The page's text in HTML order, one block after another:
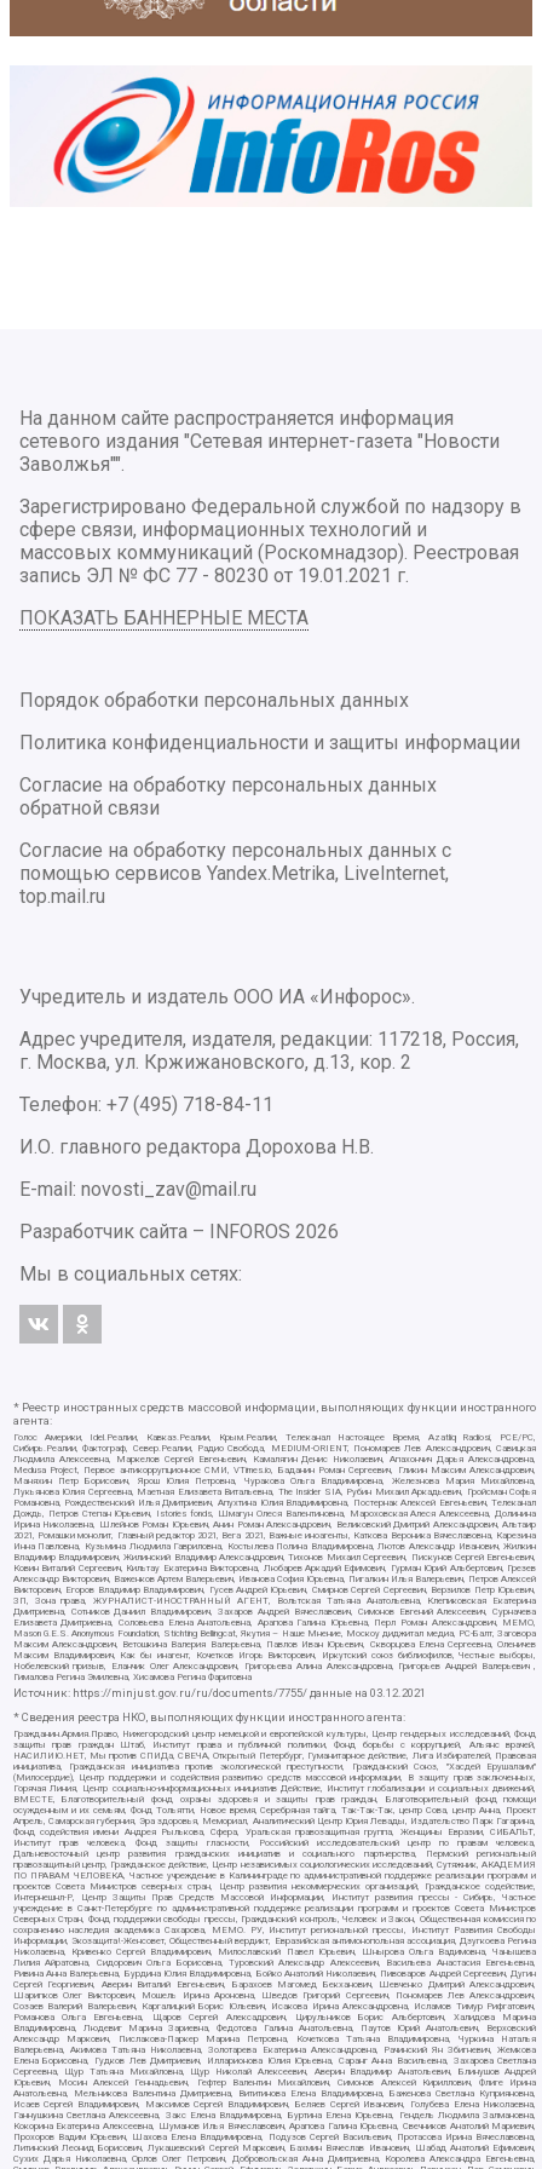
На данном сайте распространяется информация
сетевого издания "Сетевая интернет-газета "Новости
Заволжья"".
Зарегистрировано Федеральной службой по надзору в
сфере связи, информационных технологий и
массовых коммуникаций (Роскомнадзор). Реестровая
запись ЭЛ № ФС 77 - 80230 от 19.01.2021 г.
ПОКАЗАТЬ БАННЕРНЫЕ МЕСТА
Порядок обработки персональных данных
Политика конфиденциальности и защиты информации
Согласие на обработку персональных данных
обратной связи
Согласие на обработку персональных данных с
помощью сервисов Yandex.Metrika, LiveInternet,
top.mail.ru
Учредитель и издатель ООО ИА «Инфорос».
Адрес учредителя, издателя, редакции: 117218, Россия,
г. Москва, ул. Кржижановского, д.13, кор. 2
Телефон: +7 (495) 718-84-11
И.О. главного редактора Дорохова Н.В.
E-mail: novosti_zav@mail.ru
Разработчик сайта –
INFOROS 2026
Мы в социальных сетях:
* Реестр иностранных средств массовой информации, выполняющих функции иностранного
агента:
Голос Америки, Idel.Реалии, Кавказ.Реалии, Крым.Реалии, Телеканал Настоящее Время, Azatliq Radiosi, PCE/PC,
Сибирь.Реалии, Фактограф, Север.Реалии, Радио Свобода, MEDIUM-ORIENT, Пономарев Лев Александрович, Савицкая
Людмила Алексеевна, Маркелов Сергей Евгеньевич, Камалягин Денис Николаевич, Апахончич Дарья Александровна,
Medusa Project, Первое антикоррупционное СМИ, VTimes.io, Баданин Роман Сергеевич, Гликин Максим Александрович,
Маняхин Петр Борисович, Ярош Юлия Петровна, Чуракова Ольга Владимировна, Железнова Мария Михайловна,
Лукьянова Юлия Сергеевна, Маетная Елизавета Витальевна, The Insider SIA, Рубин Михаил Аркадьевич, Гройсман Софья
Романовна, Рождественский Илья Дмитриевич, Апухтина Юлия Владимировна, Постернак Алексей Евгеньевич, Телеканал
Дождь, Петров Степан Юрьевич, Istories fonds, Шмагун Олеся Валентиновна, Мароховская Алеся Алексеевна, Долинина
Ирина Николаевна, Шлейнов Роман Юрьевич, Анин Роман Александрович, Великовский Дмитрий Александрович, Альтаир
2021, Ромашки монолит, Главный редактор 2021, Вега 2021, Важные иноагенты, Каткова Вероника Вячеславовна, Карезина
Инна Павловна, Кузьмина Людмила Гавриловна, Костылева Полина Владимировна, Лютов Александр Иванович, Жилкин
Владимир Владимирович, Жилинский Владимир Александрович, Тихонов Михаил Сергеевич, Пискунов Сергей Евгеньевич,
Ковин Виталий Сергеевич, Кильтау Екатерина Викторовна, Любарев Аркадий Ефимович, Гурман Юрий Альбертович, Грезев
Александр Викторович, Важенков Артем Валерьевич, Иванова София Юрьевна, Пигалкин Илья Валерьевич, Петров Алексей
Викторович, Егоров Владимир Владимирович, Гусев Андрей Юрьевич, Смирнов Сергей Сергеевич, Верзилов Петр Юрьевич,
ЗП, Зона права, ЖУРНАЛИСТ-ИНОСТРАННЫЙ АГЕНТ, Вольтская Татьяна Анатольевна, Клепиковская Екатерина
Дмитриевна, Сотников Даниил Владимирович, Захаров Андрей Вячеславович, Симонов Евгений Алексеевич, Сурначева
Елизавета Дмитриевна, Соловьева Елена Анатольевна, Арапова Галина Юрьевна, Перл Роман Александрович, МЕМО,
Mason G.E.S. Anonymous Foundation, Stichting Bellingcat, Якутия – Наше Мнение, Москоу диджитал медиа, РС-Балт, Заговора
Максим Александрович, Ветошкина Валерия Валерьевна, Павлов Иван Юрьевич, Скворцова Елена Сергеевна, Оленичев
Максим Владимирович, Как бы инагент, Кочетков Игорь Викторович, Иркутский союз библиофилов, Честные выборы,
Нобелевский призыв, Еланчик Олег Александрович, Григорьева Алина Александровна, Григорьев Андрей Валерьевич ,
Гималова Регина Эмилевна, Хисамова Регина Фаритовна
Источник: https://minjust.gov.ru/ru/documents/7755/данные на 03.12.2021
* Сведения реестра НКО, выполняющих функции иностранного агента:
Гражданин.Армия.Право, Нижегородский центр немецкой и европейской культуры, Центр гендерных исследований, Фонд
защиты прав граждан Штаб, Институт права и публичной политики, Фонд борьбы с коррупцией, Альянс врачей,
НАСИЛИЮ.НЕТ, Мы против СПИДа, СВЕЧА, Открытый Петербург, Гуманитарное действие, Лига Избирателей, Правовая
инициатива, Гражданская инициатива против экологической преступности, Гражданский Союз, "Хасдей Ерушалаим"
(Милосердие), Центр поддержки и содействия развитию средств массовой информации, В защиту прав заключенных,
Горячая Линия, Центр социально-информационных инициатив Действие, Институт глобализации и социальных движений,
ВМЕСТЕ, Благотворительный фонд охраны здоровья и защиты прав граждан, Благотворительный фонд помощи
осужденным и их семьям, Фонд Тольятти, Новое время, Серебряная тайга, Так-Так-Так, центр Сова, центр Анна, Проект
Апрель, Самарская губерния, Эра здоровья, Мемориал, Аналитический Центр Юрия Левады, Издательство Парк Гагарина,
Фонд содействия имени Андрея Рылькова, Сфера, Уральская правозащитная группа, Женщины Евразии, СИБАЛЬТ,
Институт прав человека, Фонд защиты гласности, Российский исследовательский центр по правам человека,
Дальневосточный центр развития гражданских инициатив и социального партнерства, Пермский региональный
правозащитный центр, Гражданское действие, Центр независимых социологических исследований, Сутяжник, АКАДЕМИЯ
ПО ПРАВАМ ЧЕЛОВЕКА, Частное учреждение в Калининграде по административной поддержке реализации программ и
проектов Совета Министров северных стран, Центр развития некоммерческих организаций, Гражданское содействие,
Интернешнл-Р, Центр Защиты Прав Средств Массовой Информации, Институт развития прессы - Сибирь, Частное
учреждение в Санкт-Петербурге по административной поддержке реализации программ и проектов Совета Министров
Северных Стран, Фонд поддержки свободы прессы, Гражданский контроль, Человек и Закон, Общественная комиссия по
сохранению наследия академика Сахарова, МЕМО. РУ, Институт региональной прессы, Институт Развития Свободы
Информации, Экозащита!-Женсовет, Общественный вердикт, Евразийская антимонопольная ассоциация, Дзугкоева Регина
Николаевна, Кривенко Сергей Владимирович, Милославский Павел Юрьевич, Шнырова Ольга Вадимовна, Чанышева
Лилия Айратовна, Сидорович Ольга Борисовна, Туровский Александр Алексеевич, Васильева Анастасия Евгеньевна,
Ривина Анна Валерьевна, Бурдина Юлия Владимировна, Бойко Анатолий Николаевич, Пивоваров Андрей Сергеевич, Дугин
Сергей Георгиевич, Аверин Виталий Евгеньевич, Барахоев Магомед Бекханович, Шевченко Дмитрий Александрович,
Шарипков Олег Викторович, Мошель Ирина Ароновна, Шведов Григорий Сергеевич, Пономарев Лев Александрович,
Созаев Валерий Валерьевич, Каргалицкий Борис Юльевич, Исакова Ирина Александровна, Исламов Тимур Рифгатович,
Романова Ольга Евгеньевна, Щаров Сергей Алексадрович, Цирульников Борис Альбертович, Халидова Марина
Владимировна, Людевиг Марина Зариевна, Федотова Галина Анатольевна, Паутов Юрий Анатольевич, Верховский
Александр Маркович, Пислакова-Паркер Марина Петровна, Кочеткова Татьяна Владимировна, Чуркина Наталья
Валерьевна, Акимова Татьяна Николаевна, Золотарева Екатерина Александровна, Рачинский Ян Збигневич, Жемкова
Елена Борисовна, Гудков Лев Дмитриевич, Илларионова Юлия Юрьевна, Саранг Анна Васильевна, Захарова Светлана
Сергеевна, Щур Татьяна Михайловна, Щур Николай Алексеевич, Аверин Владимир Анатольевич, Блинушов Андрей
Юрьевич, Мосин Алексей Геннадьевич, Гефтер Валентин Михайлович, Симонов Алексей Кириллович, Флиге Ирина
Анатольевна, Мельникова Валентина Дмитриевна, Вититинова Елена Владимировна, Баженова Светлана Куприяновна,
Исаев Сергей Владимирович, Максимов Сергей Владимирович, Беляев Сергей Иванович, Голубева Елена Николаевна,
Ганнушкина Светлана Алексеевна, Закс Елена Владимировна, Буртина Елена Юрьевна, Гендель Людмила Залмановна,
Кокорина Екатерина Алексеевна, Шуманов Илья Вячеславович, Арапова Галина Юрьевна, Свечников Анатолий Мариевич,
Прохоров Вадим Юрьевич, Шахова Елена Владимировна, Подузов Сергей Васильевич, Протасова Ирина Вячеславовна,
Литинский Леонид Борисович, Лукашевский Сергей Маркович, Бахмин Вячеслав Иванович, Шабад Анатолий Ефимович,
Сухих Дарья Николаевна, Орлов Олег Петрович, Добровольская Анна Дмитриевна, Королева Александра Евгеньевна,